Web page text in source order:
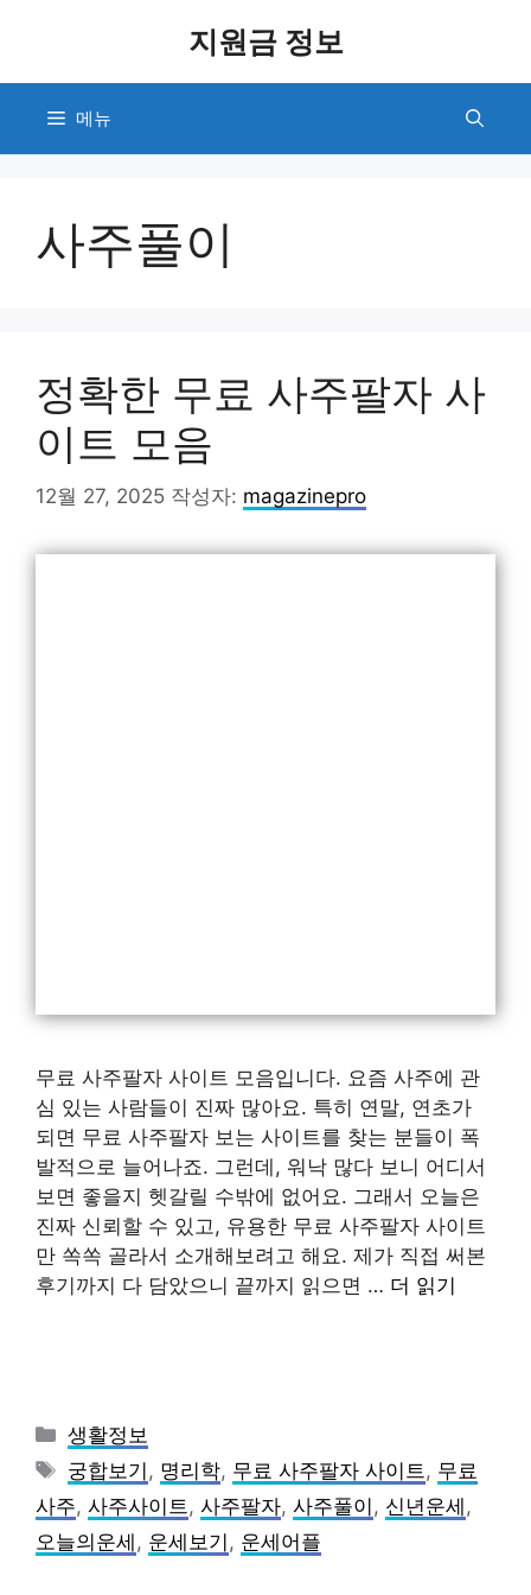
너
지원금 정보
메뉴
사주풀이
정확한 무료 사주팔자 사
이트 모음
12월 27, 2025 작성자: magazinepro
무료 사주팔자 사이트 모음입니다. 요즘 사주에 관
심 있는 사람들이 진짜 많아요. 특히 연말, 연초가
되면 무료 사주팔자 보는 사이트를 찾는 분들이 폭
발적으로 늘어나죠. 그런데, 워낙 많다 보니 어디서
보면 좋을지 헷갈릴 수밖에 없어요. 그래서 오늘은
진짜 신뢰할 수 있고, 유용한 무료 사주팔자 사이트
만 쏙쏙 골라서 소개해보려고 해요. 제가 직접 써본
후기까지 다 담았으니 끝까지 읽으면 … 더 읽기
카
테
고
리
생활정보
태
그
궁합보기 , 명리학, 무료 사주팔자 사이트, 무료
사주, 사주사이트, 사주팔자, 사주풀이 , 신년운세 ,
오늘의운세 , 운세보기 , 운세어플